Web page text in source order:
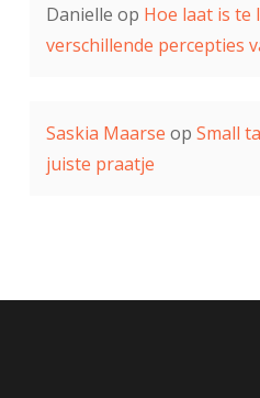
Danielle op Hoe laat is te
verschillende percepties
Saskia Maarse op Small
juiste praatje